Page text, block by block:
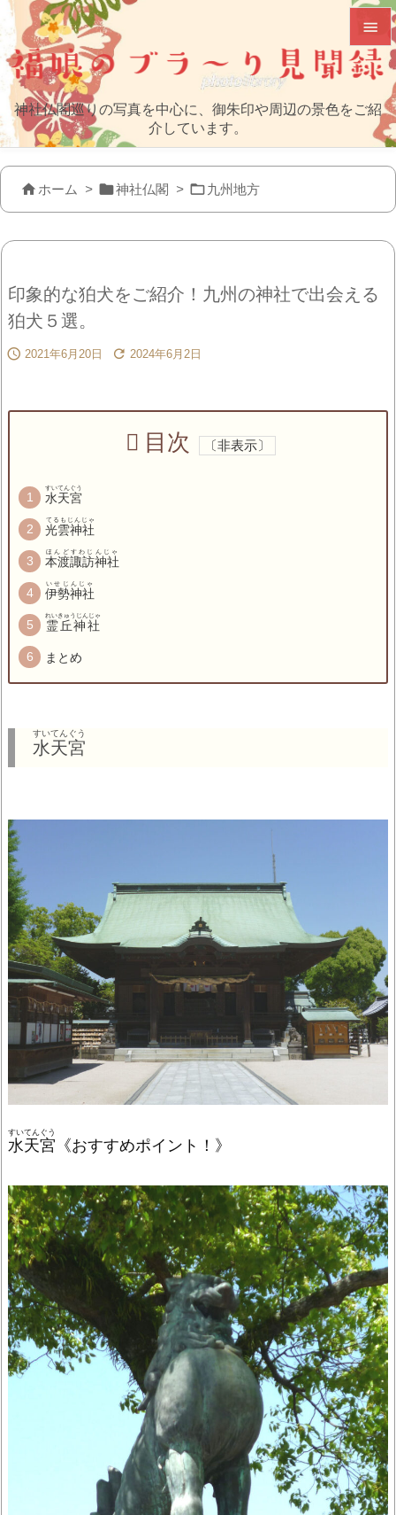
神社仏閣巡りの写真を中心に、御朱印や周辺の景色をご紹
介しています。


メニュ

サイド


ホーム > 神社仏閣 > 九州地方
印象的な狛犬をご紹介！九州の神社で出会える
狛犬５選。
 2021年6月20日  2024年6月2日
目次
水天宮
すいてんぐう
光雲神社
てるもじんじゃ
本渡諏訪神社
ほんどすわじんじゃ
伊勢神社
いせじんじゃ
霊丘神社
れいきゅうじんじゃ
まとめ
水天宮
すいてんぐう
水天宮
すいてんぐう
《おすすめポイント！》